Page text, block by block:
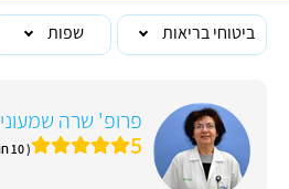
ביטוחי בריאות שפות
פרופ' שרה שמעוני
5 ( 10 חוות דעת )